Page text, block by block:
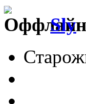
Sly